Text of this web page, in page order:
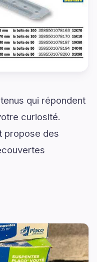
qui répondent
curiosité.
propose des